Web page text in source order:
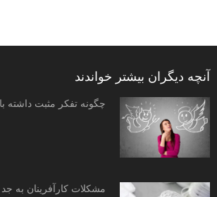
آنچه دیگران بیشتر خواندند
چگونه تفکر مثبت داشته
مشکلات کارآفرینان به